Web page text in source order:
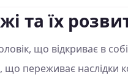
та їх
що відкриває в
переживає наслідки